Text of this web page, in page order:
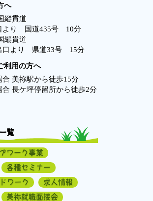
へ
縦貫道
より 国道435号 10分
縦貫道
口より 県道33号 15分
利用の方へ
合 美祢駅から徒歩15分
長ケ坪停留所から徒歩2分
覧
ワーク事業
各種セミナー
ワーク
求人情報
美祢就職面接会